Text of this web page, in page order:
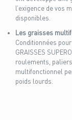
l’exigence de vos
disponibles.
Les graisses
Conditionnées
GRAISSES
roulements,
multifonctionnel
poids lourds.